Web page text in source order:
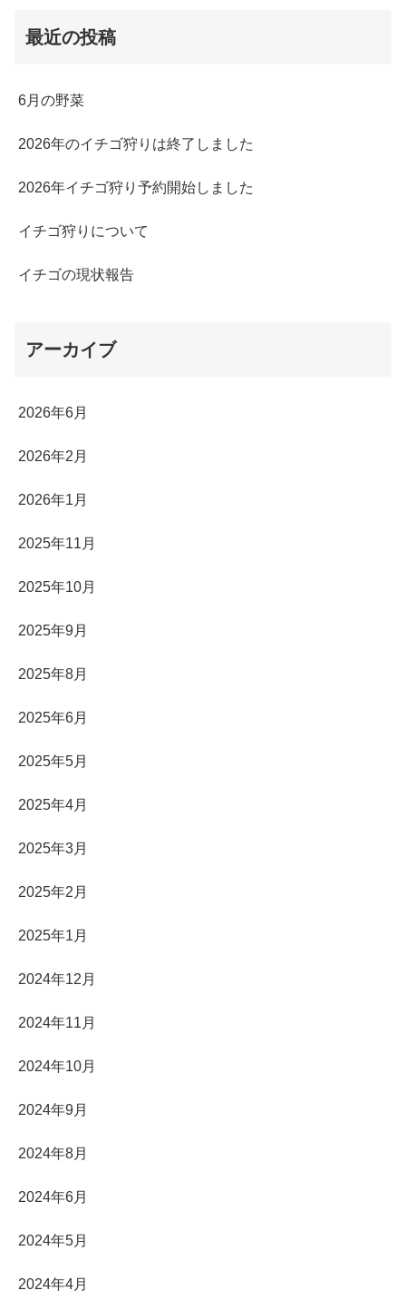
最近の投稿
6月の野菜
2026年のイチゴ狩りは終了しました
2026年イチゴ狩り予約開始しました
イチゴ狩りについて
イチゴの現状報告
アーカイブ
2026年6月
2026年2月
2026年1月
2025年11月
2025年10月
2025年9月
2025年8月
2025年6月
2025年5月
2025年4月
2025年3月
2025年2月
2025年1月
2024年12月
2024年11月
2024年10月
2024年9月
2024年8月
2024年6月
2024年5月
2024年4月